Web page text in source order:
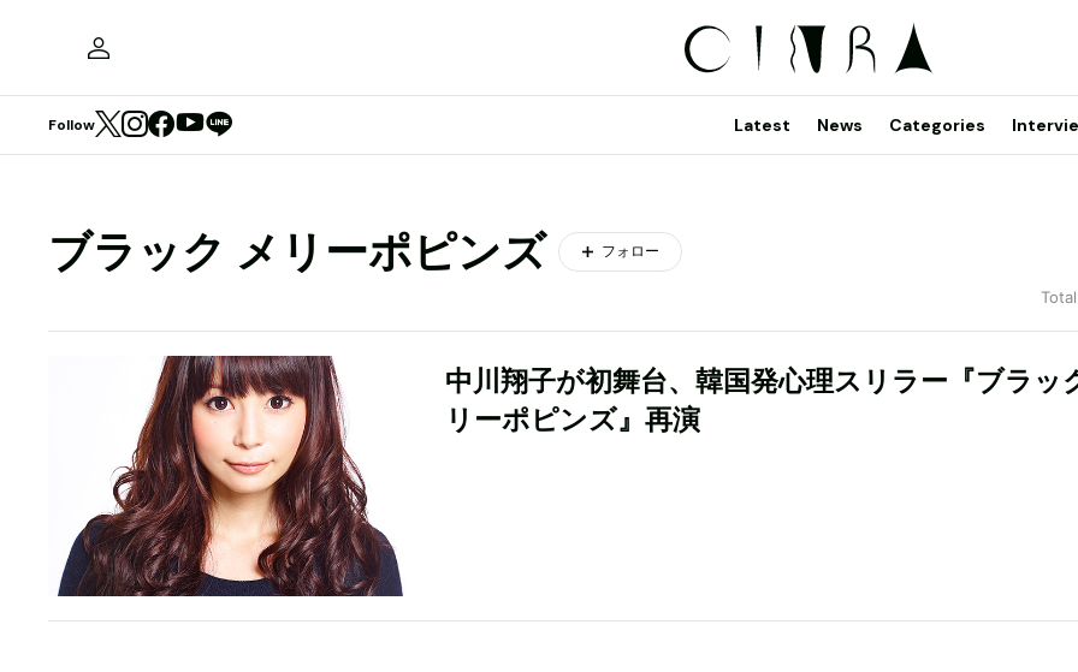
Follow Latest News Categories
ブラック メリーポピンズ フォロー
中川翔子が初舞台、韓国発心理スリラー『ブラッ
リーポピンズ』再演